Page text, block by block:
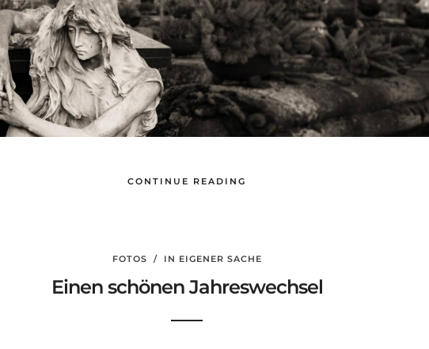
CONTINUE READING
FOTOS / IN EIGENER SACHE
Einen schönen Jahreswechsel